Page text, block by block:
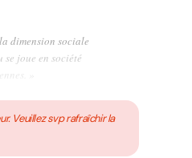
dimension sociale
joue en société
»
Veuillez svp rafraîchir la